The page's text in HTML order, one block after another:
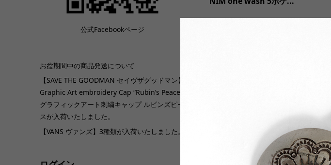
【JHANKSON(ジャンクソン)】3種
公式Facebookページ
お盆期間中の商品発送について
【SAVE THE GOODMAN セイヴザグッドマン】
Graphic Art embroidery Cap “Rubin’s Peace”
グラフィックアート刺繍キャップ ルビンズピー
スが入荷いたしました。
【VANS ヴァンズ】3種類が入荷いたしました。